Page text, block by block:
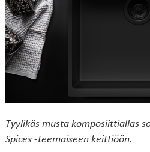
Tyylikäs musta komposiittiallas
Spices -teemaiseen keittiöön.